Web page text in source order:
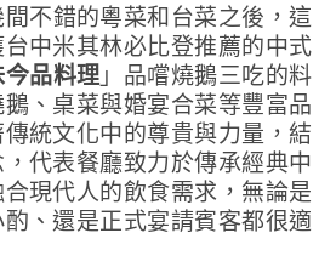
中米其林必比登推薦的中式
品料理」品嚐燒鵝三吃的料
、桌菜與婚宴合菜等豐富品
統文化中的尊貴與力量，結
代表餐廳致力於傳承經典中
現代人的飲食需求，無論是
、還是正式宴請賓客都很適